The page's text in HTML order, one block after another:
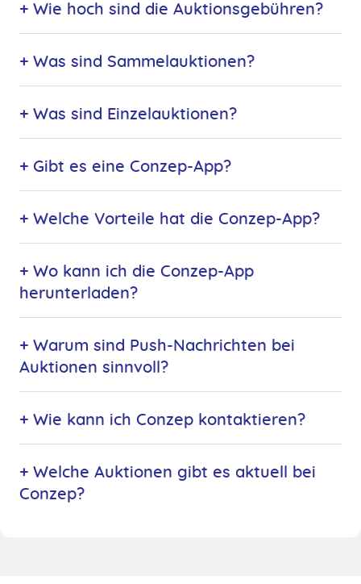
+ Wie hoch sind die Auktionsgebühren?
+ Was sind Sammelauktionen?
+ Was sind Einzelauktionen?
+ Gibt es eine Conzep-App?
+ Welche Vorteile hat die Conzep-App?
+ Wo kann ich die Conzep-App
herunterladen?
+ Warum sind Push-Nachrichten bei
Auktionen sinnvoll?
+ Wie kann ich Conzep kontaktieren?
+ Welche Auktionen gibt es aktuell bei
Conzep?